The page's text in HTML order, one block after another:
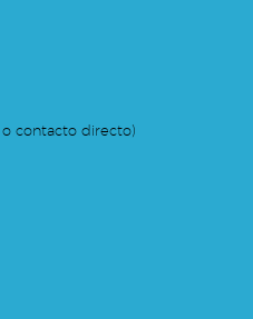
contacto directo)